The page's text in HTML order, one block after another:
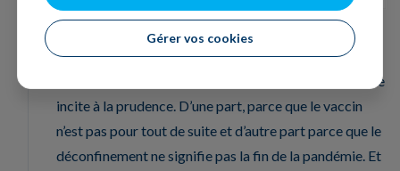
Le monde de maintenant
Même si tout cela est euphorisant, la situation actuelle
incite à la prudence. D’une part, parce que le vaccin
n’est pas pour tout de suite et d’autre part parce que le
déconfinement ne signifie pas la fin de la pandémie. Et
Gérer vos cookies